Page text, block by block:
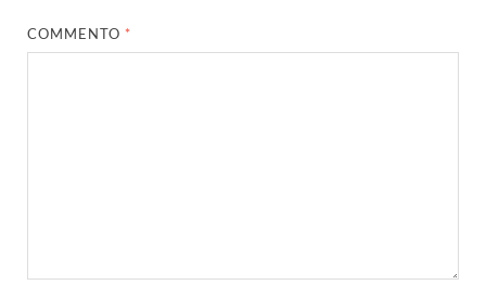
COMMENTO *